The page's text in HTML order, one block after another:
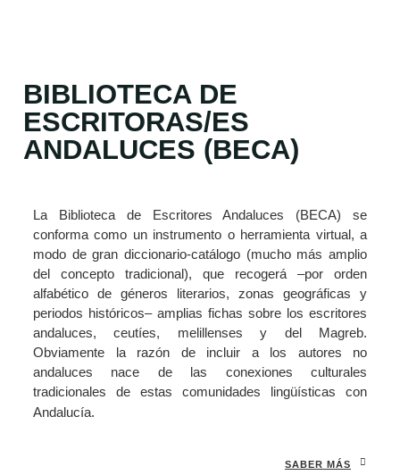
BIBLIOTECA DE
ESCRITORAS/ES
ANDALUCES (BECA)
La Biblioteca de Escritores Andaluces (BECA) se
conforma como un instrumento o herramienta virtual, a
modo de gran diccionario-catálogo (mucho más amplio
del concepto tradicional), que recogerá –por orden
alfabético de géneros literarios, zonas geográficas y
periodos históricos– amplias fichas sobre los escritores
andaluces, ceutíes, melillenses y del Magreb.
Obviamente la razón de incluir a los autores no
andaluces nace de las conexiones culturales
tradicionales de estas comunidades lingüísticas con
Andalucía.
SABER MÁS